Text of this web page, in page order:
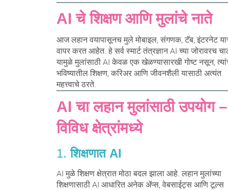
AI चे शिक्षण आणि मुलांचे नाते
आज लहान वयापासूनच मुले मोबाइल, संगणक, टॅब, इंटरनेट
वापर करत आहेत. हे सर्व स्मार्ट तंत्रज्ञान AI च्या जोरावरच
यामुळे मुलांसाठी AI केवळ एक खेळण्यासारखी गोष्ट नसून,
भविष्यातील शिक्षण, करिअर आणि जीवनशैली यासाठी अत्यंत
महत्त्वाचे ठरते.
AI चा लहान मुलांसाठी उपयोग –
विविध क्षेत्रांमध्ये
1.शिक्षणात AI
AI मुळे शिक्षण क्षेत्रात मोठा बदल झाला आहे. लहान मुलांच्या
शिक्षणासाठी AI आधारित अनेक ॲप्स, वेबसाईट्स आणि टूल्स